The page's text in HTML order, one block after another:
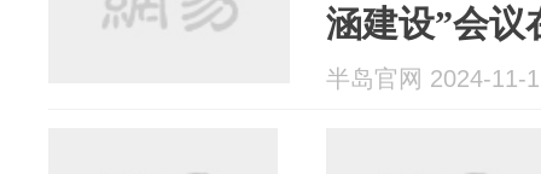
涵建设”会议
病医院成功
半岛官网 2024-11-